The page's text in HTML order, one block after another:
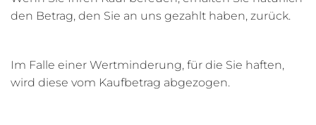
den Betrag, den Sie an uns gezahlt haben, zurück.
Im Falle einer Wertminderung, für die Sie haften,
wird diese vom Kaufbetrag abgezogen.